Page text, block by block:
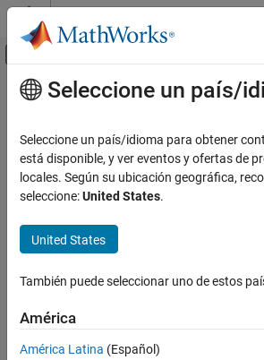
Saltar al contenido
Mostrar/ocultar menú de
Recurso
Contenido principal
Seleccione un país/
Seleccione un país/idioma para obtener
está disponible, y ver eventos y ofertas de
locales. Según su ubicación geográfica,
seleccione:United States.
United States
También puede seleccionar uno de estos
América
América Latina (Español)